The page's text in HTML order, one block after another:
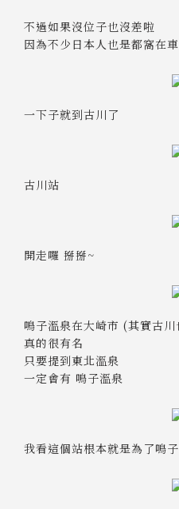
不過如果沒位子也沒差啦
因為不少日本人也是都窩在
一下子就到古川了
古川站
開走囉 掰掰~
鳴子溫泉在大崎市 (其實古
真的很有名
只要提到東北溫泉
一定會有 鳴子溫泉
我看這個站根本就是為了鳴